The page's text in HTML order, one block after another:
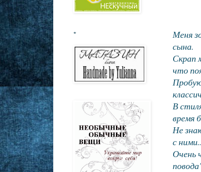
Меня
сына.
Скрап
что
В
время
Не
с
Очень
*